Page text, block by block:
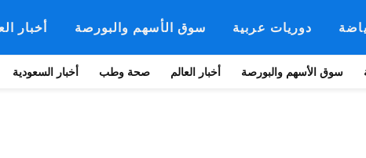
دوريات عربية سوق الأسهم والبورصة أخبار
سوق الأسهم والبورصة أخبار العالم صحة وطب أخبار السعودية